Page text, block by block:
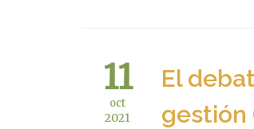
El
gestión
11
oct
2021